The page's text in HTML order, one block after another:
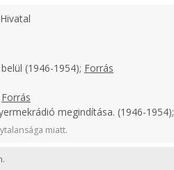
(1946-1954); Forrás
Forrás
megindítása. (1946-1954);
miatt.